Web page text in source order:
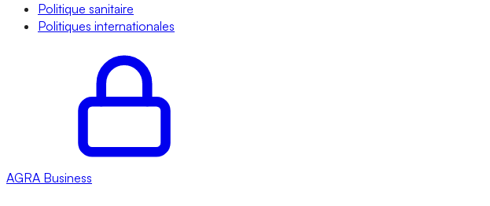
Politique sanitaire
Politiques internationales
AGRA Business